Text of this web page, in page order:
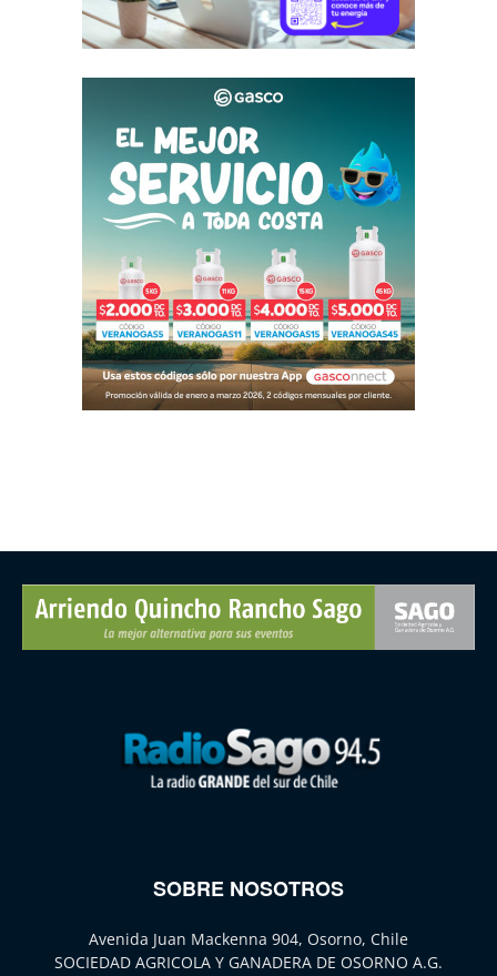
SOBRE NOSOTROS
Avenida Juan Mackenna 904, Osorno, Chile
SOCIEDAD AGRICOLA Y GANADERA DE OSORNO A.G.